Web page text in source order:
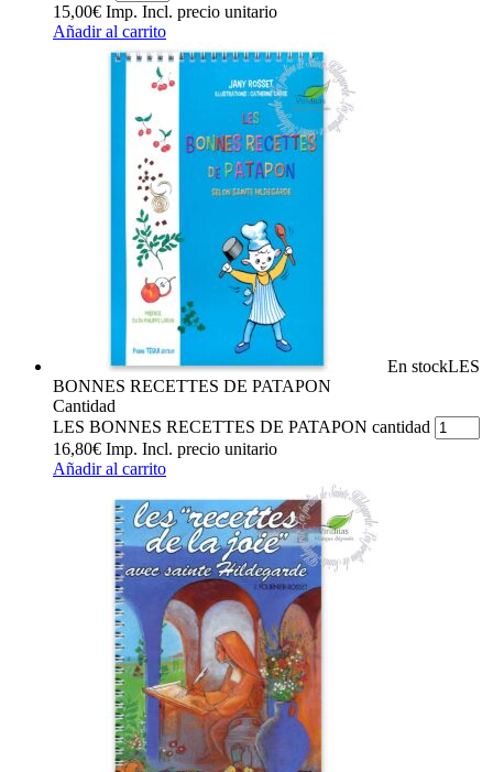
15,00€ Imp. Incl. precio unitario
Añadir al carrito
En stockLES
BONNES RECETTES DE PATAPON
Cantidad
LES BONNES RECETTES DE PATAPON cantidad
16,80€ Imp. Incl. precio unitario
Añadir al carrito